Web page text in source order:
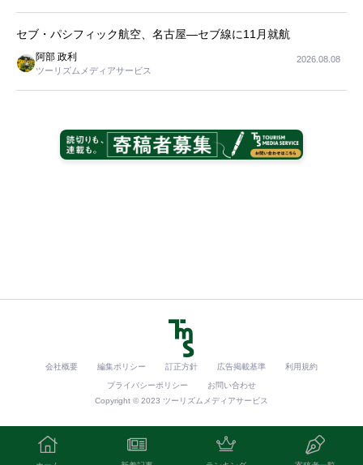
セブ・パシフィック航空、名古屋―セブ線に11月就航
阿部 政利
ツーリズムメディアサービス
2026.08.08
会社概要 編集ポリシー 訂正方針 広告掲載基準 利用規約
プライバシーポリシー
お問い合わせ
Copyright © 2023 ツーリズムメディアサービス